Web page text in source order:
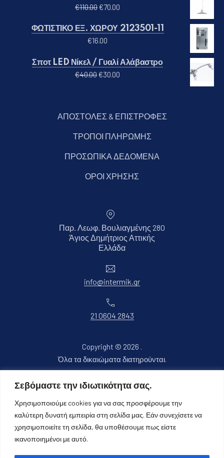
Σεβόμαστε την ιδιωτικότητα σας.
Χρησιμοποιούμε cookies για να σας προσφέρουμε την
καλύτερη δυνατή εμπειρία στη σελίδα μας. Εάν συνεχίσετε να
χρησιμοποιείτε τη σελίδα, θα υποθέσουμε πως είστε
ικανοποιημένοι με αυτό.
€110.00Original price was: €110.00.
€70.00 Η τρέχουσα τιμή είναι: €70.00.
ΦΩΤΙΣΤΙΚΟ ΕΞ. ΧΩΡΟΥ 2123501-11
€16.00
Σποτ LED Νίκελ / Γυαλί Αλάβαστρο
€40.00Original price was: €40.00.
€30.00 Η τρέχουσα τιμή είναι: €30.00.
ΑΠΟΣΤΟΛΕΣ & ΕΠΙΣΤΡΟΦΕΣ
ΤΡΟΠΟΙ ΠΛΗΡΩΜΗΣ
ΠΡΟΣΩΠΙΚΑ ΔΕΔΟΜΕΝΑ
ΟΡΟΙ ΧΡΗΣΗΣ
Παρ. Λεωφ. Βουλιαγμένης 280
Άγιος Δημήτριος Αττικής
ΕλλάδαΝέο παράθυρο
info@intermik.gr
21 0604 2843
Copyright © 2026 .
Όλα τα δικαιώματα διατηρούνται.
Θέμα WordPress απόFORQYΝέο παράθυρο
Επιστροφή στην κορυφή
ΠΡΟΗΓΟΎΜΕΝΟ